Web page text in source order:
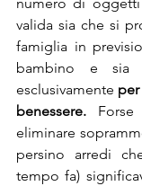
numero di
valida sia che si
famiglia in
bambino e
esclusivamente
benessere.
eliminare
persino arredi
tempo fa)